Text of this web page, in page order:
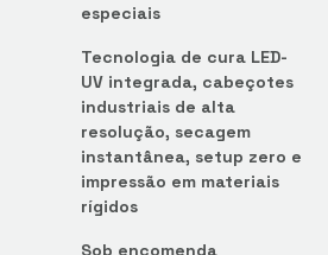
especiais
Tecnologia de cura LED-
UV integrada, cabeçotes
industriais de alta
resolução, secagem
instantânea, setup zero e
impressão em materiais
rígidos
Sob encomenda